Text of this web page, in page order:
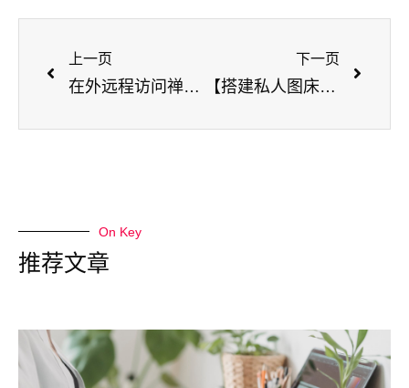
上一页
在外远程访问禅道，点亮软件测试新技能「内网穿透」
下一页
【搭建私人图床】本地PHP搭建简单Imagewheel云图床，在外远程访问
On Key
推荐文章